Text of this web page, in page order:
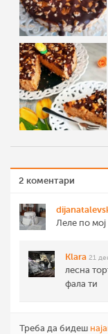
2 коментари
Леле по
Klara 21
лесна
фала ти
Треба да бидеш